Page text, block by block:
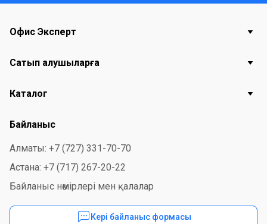
Офис Эксперт
Сатып алушыларға
Каталог
Байланыс
Алматы: +7 (727) 331-70-70
Астана: +7 (717) 267-20-22
Байланыс нөмірлері мен қалалар
Кері байланыс формасы